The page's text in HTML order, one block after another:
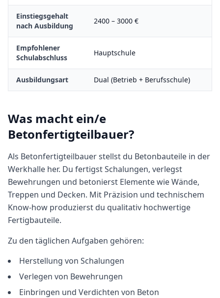
Einstiegsgehalt
nach Ausbildung
2400 – 3000 €
Empfohlener
Schulabschluss
Hauptschule
Ausbildungsart Dual (Betrieb + Berufsschule)
Was macht ein/e
Betonfertigteilbauer?
Als Betonfertigteilbauer stellst du Betonbauteile in der
Werkhalle her. Du fertigst Schalungen, verlegst
Bewehrungen und betonierst Elemente wie Wände,
Treppen und Decken. Mit Präzision und technischem
Know-how produzierst du qualitativ hochwertige
Fertigbauteile.
Zu den täglichen Aufgaben gehören:
Herstellung von Schalungen
Verlegen von Bewehrungen
Einbringen und Verdichten von Beton